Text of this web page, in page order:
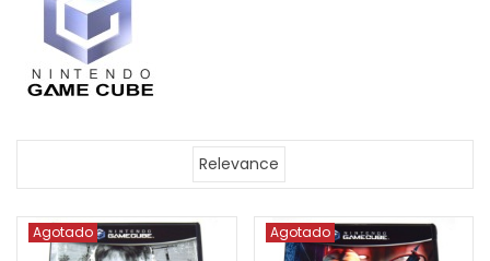
Relevance
Agotado Agotado